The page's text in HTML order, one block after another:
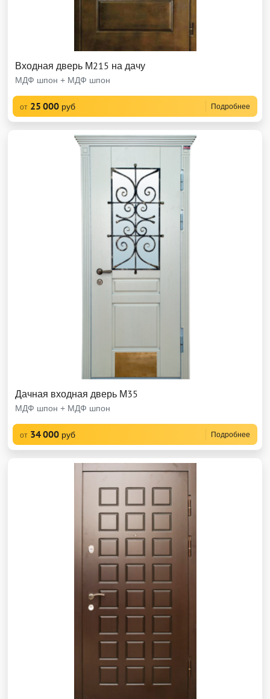
Входная дверь М215 на дачу
МДФ шпон + МДФ шпон
от 25 000 руб Подробнее
Дачная входная дверь М35
МДФ шпон + МДФ шпон
от 34 000 руб Подробнее